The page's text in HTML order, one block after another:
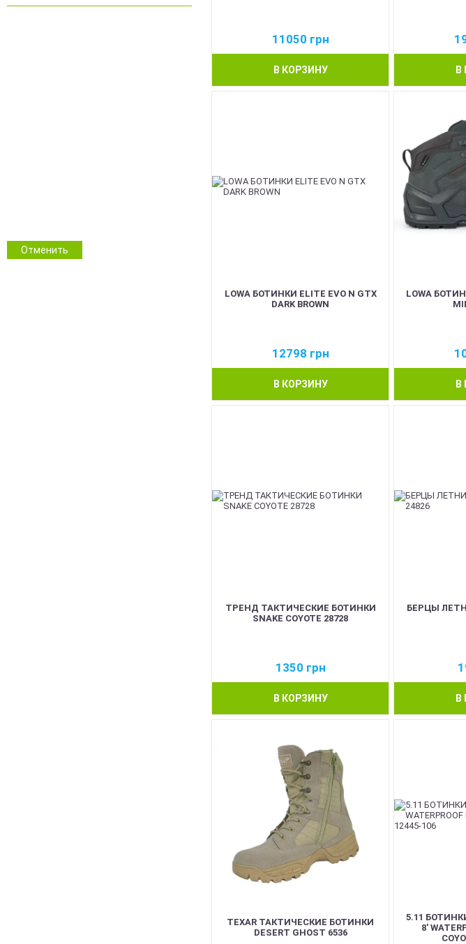
Зимовий камуфляж
Камуфляж
Отменить
11050 грн
В КОРЗИНУ В
LOWA БОТИНКИ ELITE EVO N GTX
DARK BROWN
12798 грн
В КОРЗИНУ
LOWA
В
ТРЕНД ТАКТИЧЕСКИЕ БОТИНКИ
SNAKE COYOTE 28728
1350 грн
В КОРЗИНУ
БЕРЦЫ
В
TEXAR ТАКТИЧЕСКИЕ БОТИНКИ
DESERT GHOST 6536
5.11
8'